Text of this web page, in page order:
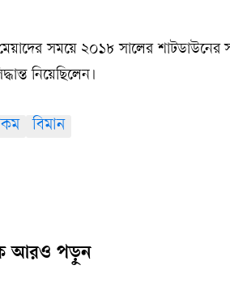
সময়ে ২০১৮ সালের শাটডাউনের
নিয়েছিলেন।
বিমান
আরও পড়ুন